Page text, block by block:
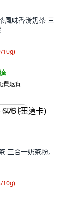
風味香滑奶茶 三
10g)
費退貨
(王道卡)
三合一奶茶粉,
10g)